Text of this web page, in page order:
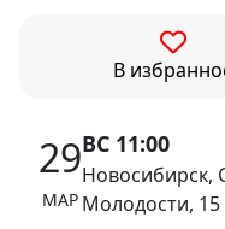
В
29
МАР
ВС 11:00
Новосибирск,
Молодости, 15